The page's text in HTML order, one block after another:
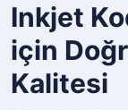
Inkjet
için
Kalitesi